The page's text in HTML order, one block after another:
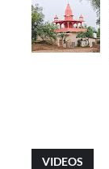
VIDEOS